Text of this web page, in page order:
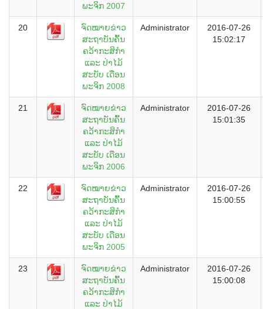
ພະຈິກ 2007
20
ຈົດໝາຍຂ່າວ
ສະຖາບັນຄົ້ນ
ຄວ້າກະສິກຳ
ແລະ ປ່າໄມ້
ສະບັບ ເດືອນ
ພະຈິກ 2008
Administrator
2016-07-26
15:02:17
21
ຈົດໝາຍຂ່າວ
ສະຖາບັນຄົ້ນ
ຄວ້າກະສິກຳ
ແລະ ປ່າໄມ້
ສະບັບ ເດືອນ
ພະຈິກ 2006
Administrator
2016-07-26
15:01:35
22
ຈົດໝາຍຂ່າວ
ສະຖາບັນຄົ້ນ
ຄວ້າກະສິກຳ
ແລະ ປ່າໄມ້
ສະບັບ ເດືອນ
ພະຈິກ 2005
Administrator
2016-07-26
15:00:55
23
ຈົດໝາຍຂ່າວ
ສະຖາບັນຄົ້ນ
ຄວ້າກະສິກຳ
ແລະ ປ່າໄມ້
Administrator
2016-07-26
15:00:08